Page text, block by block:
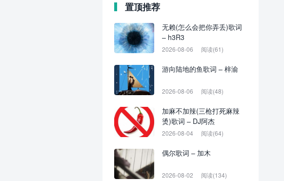
置顶推荐
无赖(怎么会把你弄丢)歌词
– h3R3
2026-08-06 阅读(61)
游向陆地的鱼歌词 – 梓渝
2026-08-06 阅读(48)
加麻不加辣(三枪打死麻辣
烫)歌词 – DJ阿杰
2026-08-04 阅读(64)
偶尔歌词 – 加木
2026-08-02 阅读(134)